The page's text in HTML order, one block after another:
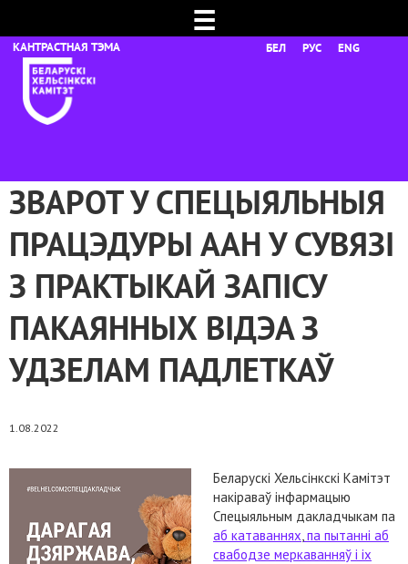
☰
БЕЛ РУС ENG
ЗВАРОТ У CПЕЦЫЯЛЬНЫЯ
ПРАЦЭДУРЫ ААН У СУВЯЗІ
З ПРАКТЫКАЙ ЗАПІСУ
ПАКАЯННЫХ ВІДЭА З
УДЗЕЛАМ ПАДЛЕТКАЎ
1.08.2022
Беларускі Хельсінкскі Камітэт
накіраваў інфармацыю
Спецыяльным дакладчыкам па
аб катаваннях,па пытанні аб
свабодзе меркаванняў і іх